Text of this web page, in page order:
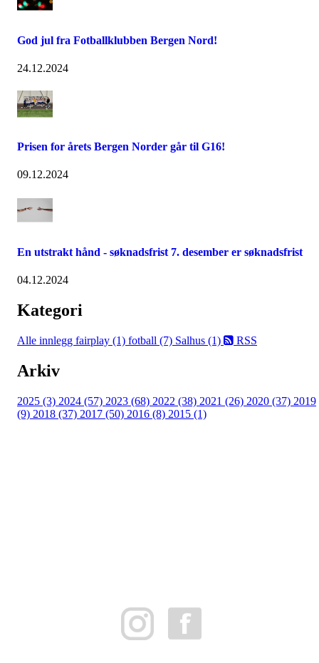
God jul fra Fotballklubben Bergen Nord!
24.12.2024
Prisen for årets Bergen Norder går til G16!
09.12.2024
En utstrakt hånd - søknadsfrist 7. desember er søknadsfrist
04.12.2024
Kategori
Alle innlegg fairplay (1) fotball (7) Salhus (1) RSS
Arkiv
2025 (3) 2024 (57) 2023 (68) 2022 (38) 2021 (26) 2020 (37) 2019
(9) 2018 (37) 2017 (50) 2016 (8) 2015 (1)